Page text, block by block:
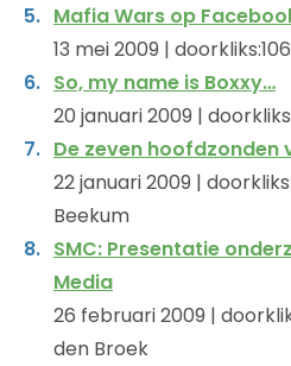
Mafia Wars op
13 mei 2009 |
So, my name is Boxxy…
20 januari 2009 |
De zeven hoofdzonden
22 januari 2009 |
Beekum
SMC: Presentatie
Media
26 februari 2009 |
den Broek